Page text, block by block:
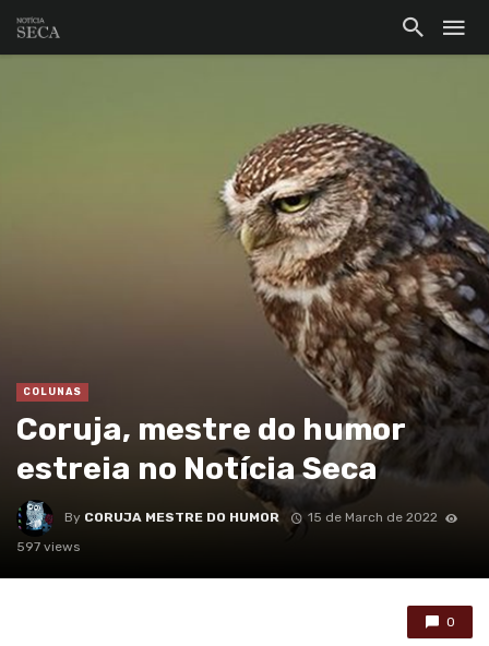
COLUNAS
Coruja, mestre do humor
estreia no Notícia Seca
By CORUJA MESTRE DO HUMOR
15 de March de 2022
597 views
0